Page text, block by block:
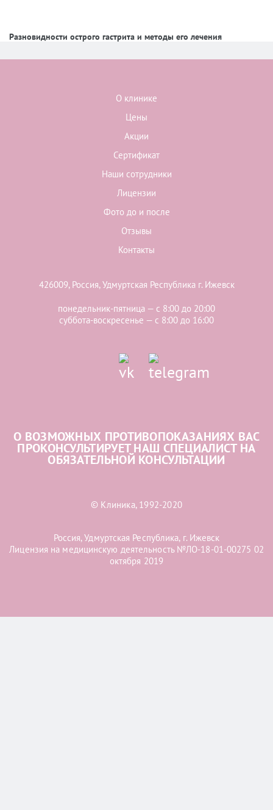
Разновидности острого гастрита и методы его лечения
О клинике
Цены
Акции
Сертификат
Наши сотрудники
Лицензии
Фото до и после
Отзывы
Контакты
426009, Россия, Удмуртская Республика г. Ижевск
понедельник-пятница — с 8:00 до 20:00
суббота-воскресенье — с 8:00 до 16:00
О ВОЗМОЖНЫХ ПРОТИВОПОКАЗАНИЯХ ВАС
ПРОКОНСУЛЬТИРУЕТ НАШ СПЕЦИАЛИСТ НА
ОБЯЗАТЕЛЬНОЙ КОНСУЛЬТАЦИИ
© Клиника, 1992-2020
Россия, Удмуртская Республика, г. Ижевск
Лицензия на медицинскую деятельность №ЛО-18-01-00275 02
октября 2019